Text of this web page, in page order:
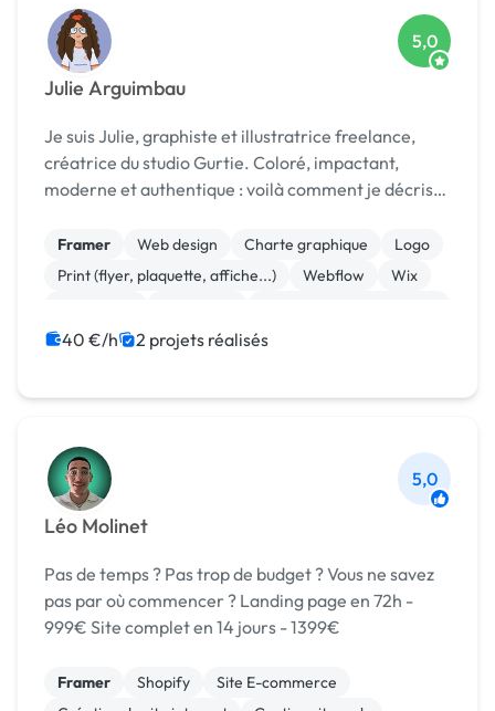
Julie Arguimbau
5,0
Je suis Julie, graphiste et illustratrice freelance,
créatrice du studio Gurtie. Coloré, impactant,
moderne et authentique : voilà comment je décris
processus créatif. J’aide les indépendants ...
Framer Web design Charte graphique
Logo
Print (flyer, plaquette, affiche...)
Webflow
Wix
40 €/h 2 projets réalisés
Léo Molinet
5,0
Pas de temps ? Pas trop de budget ? Vous ne savez
pas par où commencer ? Landing page en 72h -
999€ Site complet en 14 jours - 1399€
Framer Shopify
Site E-commerce